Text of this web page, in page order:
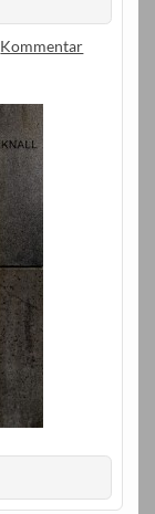
Kommentar